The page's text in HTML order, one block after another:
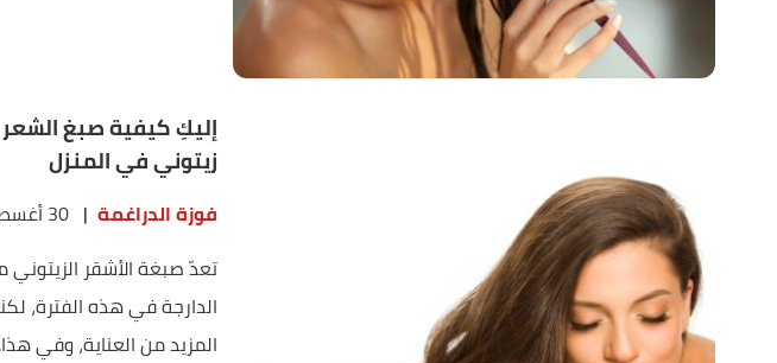
إليكِ كيفية صبغ
زيتوني في المنزل
فوزة الدراغمة | 30 أغسطس 2022
تعدّ صبغة الأشقر الزيتوني
الدارجة في هذه الفترة،
المزيد من العناية، وفي